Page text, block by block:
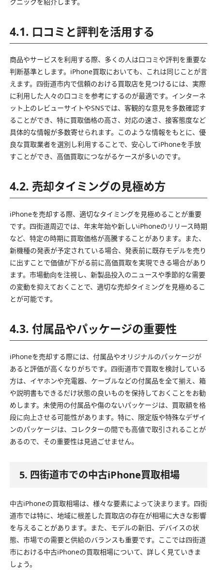
クニックを紹介します。
4.1. 口コミと評判を活用する
商品やサービスを利用する際、多くの人は口コミや評判を重要な
判断基準とします。iPhone買取においても、これは同じことが言
えます。四街道市内で信頼のおける買取店を見つけるには、実際
に利用した人々の口コミを参考にするのが最適です。インターネ
ット上のレビューサイトやSNSでは、客観的な意見を多数確認す
ることができ、特に買取価格の高さ、対応の速さ、接客態度など
具体的な情報が多数寄せられます。このような情報をもとに、優
良な買取業者を選別し利用することで、安心してiPhoneを手放
すことができ、高価買取につながるケースが多いのです。
4.2. 売却タイミングの見極め方
iPhoneを売却する際、適切なタイミングを見極めることが重要
です。四街道周辺では、年末年始や新しいiPhoneのリリース時期
など、特定の時期に買取価格が高騰することがあります。また、
新機種の発表が予定されている場合、発表前に既存モデルを売り
に出すことで価値が下がる前に高価買取を実現できる場合があり
ます。市場動向を注視し、新製品投入のニュースや季節的な需要
の変動を抑えておくことで、適切な売却タイミングを見極めるこ
とが可能です。
4.3. 付属品やパッケージの重要性
iPhoneを売却する際には、付属品やオリジナルのパッケージが
あると評価が高くなりがちです。四街道市で買取を検討している
方は、イヤホンや充電器、ケーブルなどの付属品を全て揃え、箱
や説明書もできるだけ状態の良いものを保持しておくことをお勧
めします。未使用の付属品や傷のないパッケージは、買取額を格
段に向上させる可能性があります。特に、限定版や特殊なデザイ
ンのパッケージは、コレクターの間でも高値で取引されることが
あるので、その重要性は見過ごせません。
5. 四街道市での中古iPhone買取相場
中古iPhoneの買取相場は、様々な要素によって決まります。四街
道市では特に、地域に根差した買取店の存在が相場に大きな影響
を与えることがあります。また、モデルの新旧、デバイスの状
態、市場での需要と供給のバランスも重要です。ここでは四街道
市における中古iPhoneの買取相場について、詳しく見ていきま
しょう。